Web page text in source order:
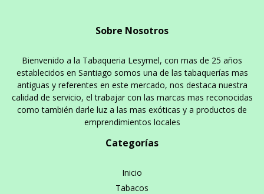
Sobre Nosotros
Bienvenido a la Tabaqueria Lesymel, con mas de 25 años
establecidos en Santiago somos una de las tabaquerías mas
antiguas y referentes en este mercado, nos destaca nuestra
calidad de servicio, el trabajar con las marcas mas reconocidas
como también darle luz a las mas exóticas y a productos de
emprendimientos locales
Categorías
Inicio
Tabacos